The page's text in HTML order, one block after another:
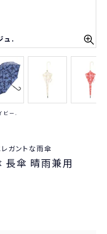
ュ.
ビー.
ガントな雨傘
長傘 晴雨兼用